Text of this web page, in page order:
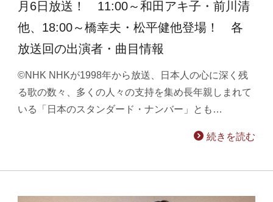
月6日放送！ 11:00～和田アキ子・前川清
他、18:00～橋幸夫・松平健他登場！ 各
放送回の出演者・曲目情報
©NHK NHKが1998年から放送、日本人の心に深く残
る歌の数々、多くの人々の支持を集め長年親しまれて
いる「日本のスタンダード・ナンバー」とも…
続きを読む